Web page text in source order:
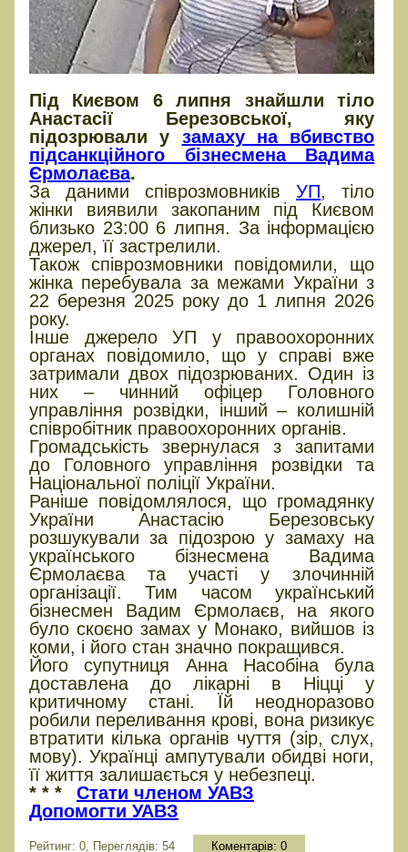
Під Києвом 6 липня знайшли тіло
Анастасії Березовської, яку
підозрювали у замаху на вбивство
підсанкційного бізнесмена Вадима
Єрмолаєва.
За даними співрозмовниківУП, тіло
жінки виявили закопаним під Києвом
близько 23:00 6 липня. За інформацією
джерел, її застрелили.
Також співрозмовники повідомили, що
жінка перебувала за межами України з
22 березня 2025 року до 1 липня 2026
року.
Інше джерело УП у правоохоронних
органах повідомило, що у справі вже
затримали двох підозрюваних. Один із
них – чинний офіцер Головного
управління розвідки, інший – колишній
співробітник правоохоронних органів.
Громадськість звернулася з запитами
до Головного управління розвідки та
Національної поліції України.
Раніше повідомлялося, що громадянку
України Анастасію Березовську
розшукували за підозрою у замаху на
українського бізнесмена Вадима
Єрмолаєва та участі у злочинній
організації. Тим часом український
бізнесмен Вадим Єрмолаєв, на якого
було скоєно замах у Монако, вийшов із
коми, і його стан значно покращився.
Його супутниця Анна Насобіна була
доставлена ​​до лікарні в Ніцці у
критичному стані. Їй неодноразово
робили переливання крові, вона ризикує
втратити кілька органів чуття (зір, слух,
мову). Українці ампутували обидві ноги,
її життя залишається у небезпеці.
* * *
Стати членом УАВЗ
Допомогти УАВЗ
Рейтинг: 0, Переглядів: 54 Коментарів: 0